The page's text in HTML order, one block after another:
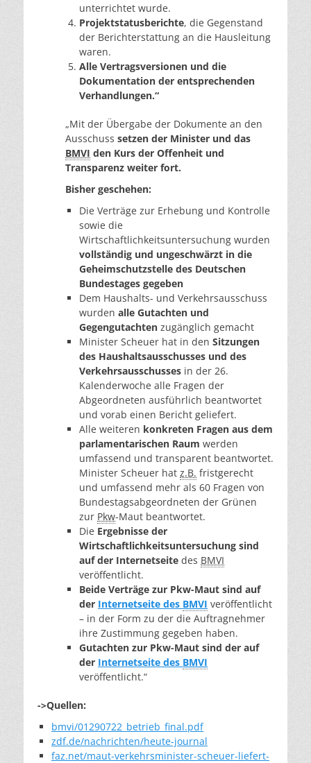
unterrichtet wurde.
Projektstatusberichte, die Gegenstand
der Berichterstattung an die Hausleitung
waren.
Alle Vertragsversionen und die
Dokumentation der entsprechenden
Verhandlungen.“
„Mit der Übergabe der Dokumente an den
Ausschuss setzen der Minister und das
BMVI den Kurs der Offenheit und
Transparenz weiter fort.
Bisher geschehen:
Die Verträge zur Erhebung und Kontrolle
sowie die
Wirtschaftlichkeitsuntersuchung wurden
vollständig und ungeschwärzt in die
Geheimschutzstelle des Deutschen
Bundestages gegeben
Dem Haushalts- und Verkehrsausschuss
wurden alle Gutachten und
Gegengutachten zugänglich gemacht
Minister Scheuer hat in den Sitzungen
des Haushaltsausschusses und des
Verkehrsausschusses in der 26.
Kalenderwoche alle Fragen der
Abgeordneten ausführlich beantwortet
und vorab einen Bericht geliefert.
Alle weiteren konkreten Fragen aus dem
parlamentarischen Raum werden
umfassend und transparent beantwortet.
Minister Scheuer hat z.B. fristgerecht
und umfassend mehr als 60 Fragen von
Bundestagsabgeordneten der Grünen
zur Pkw-Maut beantwortet.
Die Ergebnisse der
Wirtschaftlichkeitsuntersuchung sind
auf der Internetseite des BMVI
veröffentlicht.
Beide Verträge zur Pkw-Maut sind auf
der Internetseite des BMVI veröffentlicht
– in der Form zu der die Auftragnehmer
ihre Zustimmung gegeben haben.
Gutachten zur Pkw-Maut sind der auf
der Internetseite des BMVI
veröffentlicht.“
->Quellen:
bmvi/01290722_betrieb_final.pdf
zdf.de/nachrichten/heute-journal
faz.net/maut-verkehrsminister-scheuer-liefert-